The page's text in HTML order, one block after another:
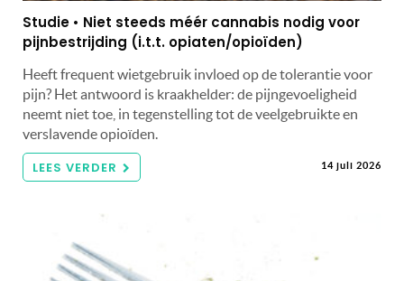
Studie • Niet steeds méér cannabis nodig voor
pijnbestrijding (i.t.t. opiaten/opioïden)
Heeft frequent wietgebruik invloed op de tolerantie voor
pijn? Het antwoord is kraakhelder: de pijngevoeligheid
neemt niet toe, in tegenstelling tot de veelgebruikte en
verslavende opioïden.
LEES VERDER 14 juli 2026